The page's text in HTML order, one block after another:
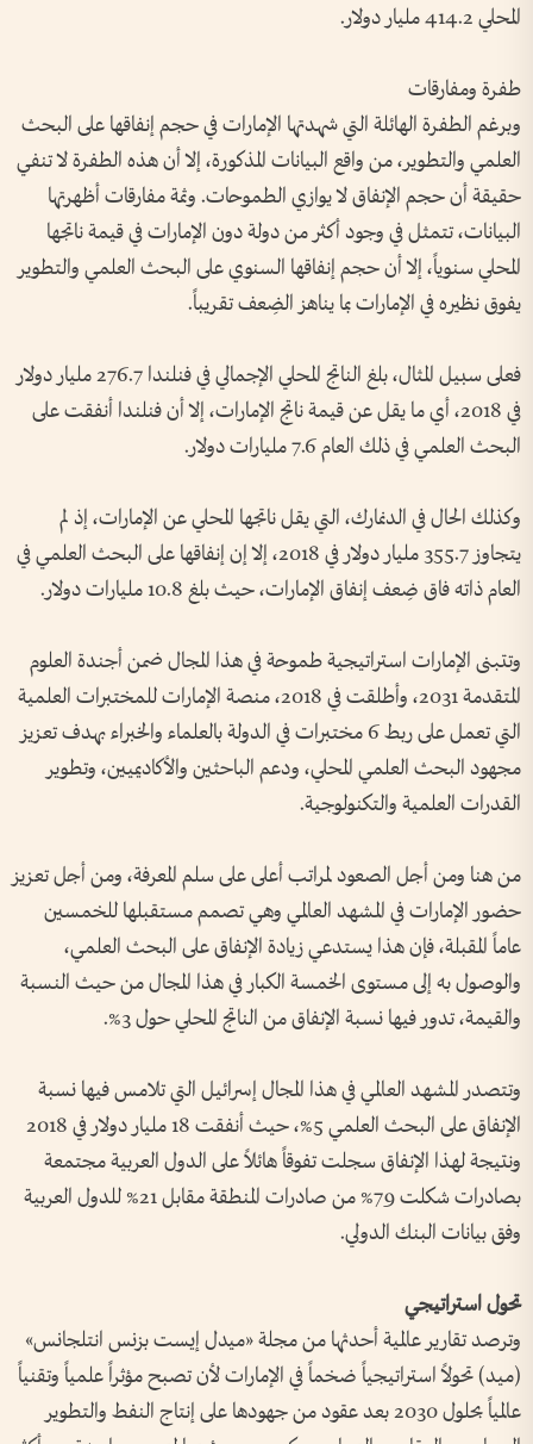
المحلي 414.2 مليار دولار.
طفرة ومفارقات
وبرغم الطفرة الهائلة التي شهدتها الإمارات في حجم إنفاقها على البحث
العلمي والتطوير، من واقع البيانات المذكورة، إلا أن هذه الطفرة لا تنفي
حقيقة أن حجم الإنفاق لا يوازي الطموحات. وثمة مفارقات أظهرتها
البيانات، تتمثل في وجود أكثر من دولة دون الإمارات في قيمة ناتجها
المحلي سنوياً، إلا أن حجم إنفاقها السنوي على البحث العلمي والتطوير
يفوق نظيره في الإمارات بما يناهز الضِعف تقريباً.
فعلى سبيل المثال، بلغ الناتج المحلي الإجمالي في فنلندا 276.7 مليار دولار
في 2018، أي ما يقل عن قيمة ناتج الإمارات، إلا أن فنلندا أنفقت على
البحث العلمي في ذلك العام 7.6 مليارات دولار.
وكذلك الحال في الدنمارك، التي يقل ناتجها المحلي عن الإمارات، إذ لم
يتجاوز 355.7 مليار دولار في 2018، إلا إن إنفاقها على البحث العلمي في
العام ذاته فاق ضِعف إنفاق الإمارات، حيث بلغ 10.8 مليارات دولار.
وتتبنى الإمارات استراتيجية طموحة في هذا المجال ضمن أجندة العلوم
المتقدمة 2031، وأطلقت في 2018، منصة الإمارات للمختبرات العلمية
التي تعمل على ربط 6 مختبرات في الدولة بالعلماء والخبراء بهدف تعزيز
مجهود البحث العلمي المحلي، ودعم الباحثين والأكاديميين، وتطوير
القدرات العلمية والتكنولوجية.
من هنا ومن أجل الصعود لمراتب أعلى على سلم المعرفة، ومن أجل تعزيز
حضور الإمارات في المشهد العالمي وهي تصمم مستقبلها للخمسين
عاماً المقبلة، فإن هذا يستدعي زيادة الإنفاق على البحث العلمي،
والوصول به إلى مستوى الخمسة الكبار في هذا المجال من حيث النسبة
والقيمة، تدور فيها نسبة الإنفاق من الناتج المحلي حول 3%.
وتتصدر المشهد العالمي في هذا المجال إسرائيل التي تلامس فيها نسبة
الإنفاق على البحث العلمي 5%، حيث أنفقت 18 مليار دولار في 2018
ونتيجة لهذا الإنفاق سجلت تفوقاً هائلاً على الدول العربية مجتمعة
بصادرات شكلت 79% من صادرات المنطقة مقابل 21% للدول العربية
وفق بيانات البنك الدولي.
تحول استراتيجي
وترصد تقارير عالمية أحدثها من مجلة «ميدل إيست بزنس انتلجانس»
(ميد) تحولاً استراتيجياً ضخماً في الإمارات لأن تصبح مؤثراً علمياً وتقنياً
عالمياً بحلول 2030 بعد عقود من جهودها على إنتاج النفط والتطوير